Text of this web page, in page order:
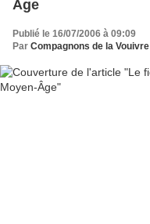
Âge
Publié le 16/07/2006 à 09:09
Par Compagnons de la Vouivre